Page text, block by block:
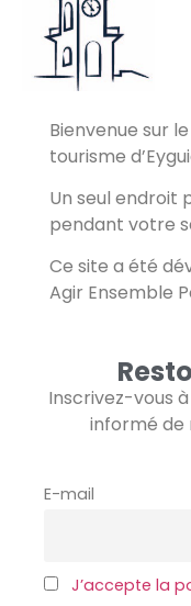
Bienvenue sur
tourisme
Un seul endroit
pendant votre
Ce site a été
Agir Ensemble
Inscrivez-vous
informé de
E-mail
J’accepte la